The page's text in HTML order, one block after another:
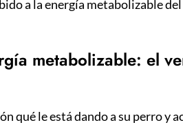
a la energía metabolizable
metabolizable: el
qué le está dando a su perro y